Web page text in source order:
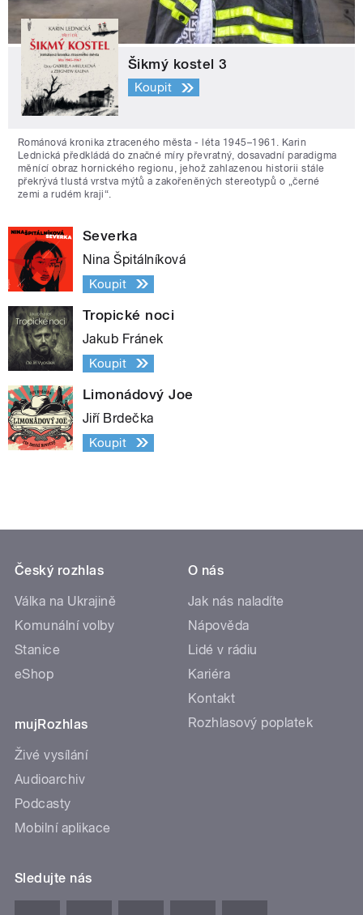
Šikmý kostel 3
Koupit
Románová kronika ztraceného města - léta 1945–1961. Karin
Lednická předkládá do značné míry převratný, dosavadní paradigma
měnící obraz hornického regionu, jehož zahlazenou historii stále
překrývá tlustá vrstva mýtů a zakořeněných stereotypů o „černé
zemi a rudém kraji“.
Severka
Nina Špitálníková
Koupit
Tropické noci
Jakub Fránek
Koupit
Limonádový Joe
Jiří Brdečka
Koupit
Český rozhlas
Válka na Ukrajině
Komunální volby
Stanice
eShop
mujRozhlas
Živé vysílání
Audioarchiv
Podcasty
Mobilní aplikace
O nás
Jak nás naladíte
Nápověda
Lidé v rádiu
Kariéra
Kontakt
Rozhlasový poplatek
Sledujte nás